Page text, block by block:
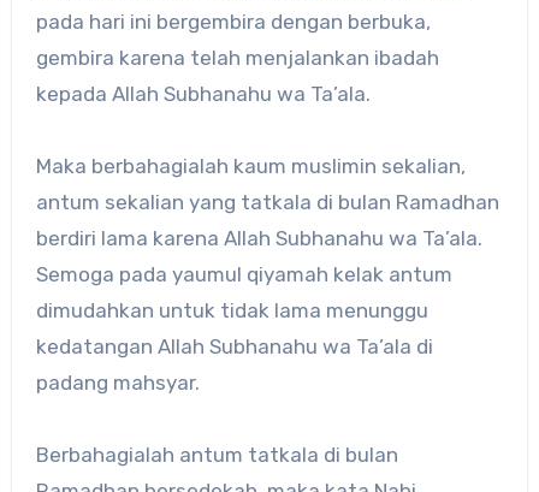
pada hari ini bergembira dengan berbuka,
gembira karena telah menjalankan ibadah
kepada Allah Subhanahu wa Ta’ala.
Maka berbahagialah kaum muslimin sekalian,
antum sekalian yang tatkala di bulan Ramadhan
berdiri lama karena Allah Subhanahu wa Ta’ala.
Semoga pada yaumul qiyamah kelak antum
dimudahkan untuk tidak lama menunggu
kedatangan Allah Subhanahu wa Ta’ala di
padang mahsyar.
Berbahagialah antum tatkala di bulan